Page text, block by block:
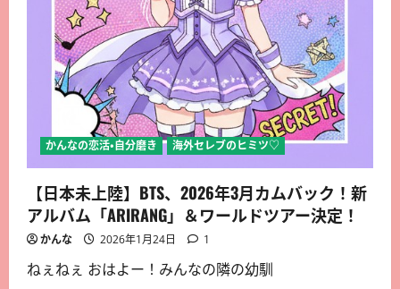
かんなの恋活・自分磨き 海外セレブのヒミツ♡
【日本未上陸】BTS、2026年3月カムバック！新
アルバム「ARIRANG」＆ワールドツアー決定！
かんな 2026年1月24日 1
ねぇねぇ おはよー！みんなの隣の幼馴